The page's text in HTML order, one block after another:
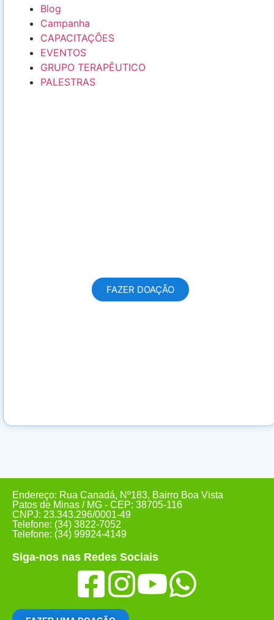
Blog
Campanha
CAPACITAÇÕES
EVENTOS
GRUPO TERAPÊUTICO
PALESTRAS
FAZER DOAÇÃO
Endereço: Rua Canadá, Nº183, Bairro Boa Vista
Patos de Minas / MG - CEP: 38705-116
CNPJ: 23.343.296/0001-49
Telefone: (34) 3822-7052
Telefone: (34) 99924-4149
Siga-nos nas Redes Sociais